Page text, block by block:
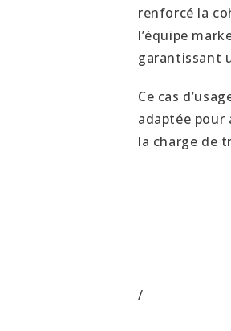
renforcé la
l’équipe
garantissant
Ce cas
adaptée pour
la charge de
/